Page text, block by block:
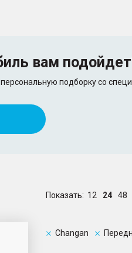
вам
персональную подборку со
Показать: 12 24 48
Changan